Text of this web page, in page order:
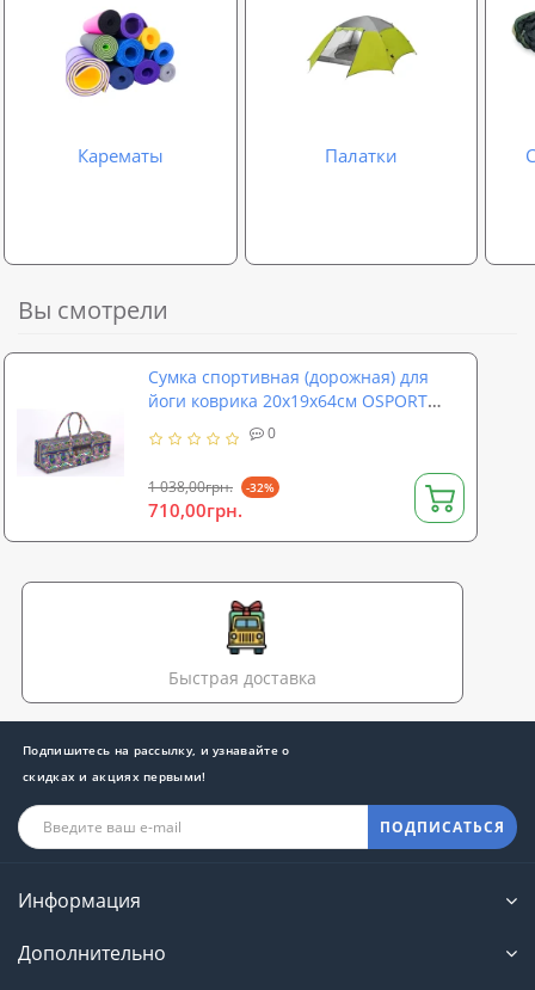
Карематы Палатки
Вы смотрели
Сумка спортивная (дорожная) для
йоги коврика 20х19х64см OSPORT
Yoga bag (FI-6970-2)
0
1 038,00грн. -32%
710,00грн.
Быстрая доставка
Подпишитесь на рассылку, и узнавайте о
скидках и акциях первыми!
ПОДПИСАТЬСЯ
Информация
Дополнительно